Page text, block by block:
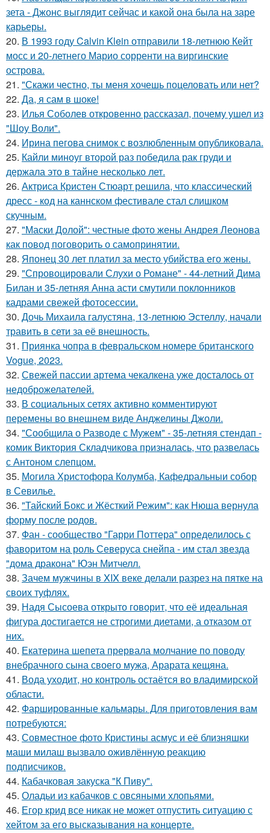
зета - Джонс выглядит сейчас и какой она была на заре
карьеры.
20. В 1993 году Calvin Klein отправили 18-летнюю Кейт
мосс и 20-летнего Марио сорренти на виргинские
острова.
21. "Скажи честно, ты меня хочешь поцеловать или нет?
22. Да, я сам в шоке!
23. Илья Соболев откровенно рассказал, почему ушел из
"Шоу Воли".
24. Ирина пегова снимок с возлюбленным опубликовала.
25. Кайли миноуг второй раз победила рак груди и
держала это в тайне несколько лет.
26. Актриса Кристен Стюарт решила, что классический
дресс - код на каннском фестивале стал слишком
скучным.
27. "Маски Долой": честные фото жены Андрея Леонова
как повод поговорить о самопринятии.
28. Японец 30 лет платил за место убийства его жены.
29. "Спровоцировали Слухи о Романе" - 44-летний Дима
Билан и 35-летняя Анна асти смутили поклонников
кадрами свежей фотосессии.
30. Дочь Михаила галустяна, 13-летнюю Эстеллу, начали
травить в сети за её внешность.
31. Приянка чопра в февральском номере британского
Vogue, 2023.
32. Свежей пассии артема чекалкена уже досталось от
недоброжелателей.
33. В социальных сетях активно комментируют
перемены во внешнем виде Анджелины Джоли.
34. "Сообщила о Разводе с Мужем" - 35-летняя стендап -
комик Виктория Складчикова призналась, что развелась
с Антоном слепцом.
35. Могила Христофора Колумба, Кафедральныи собор
в Севилье.
36. "Тайский Бокс и Жёсткий Режим": как Нюша вернула
форму после родов.
37. Фан - сообщество "Гарри Поттера" определилось с
фаворитом на роль Северуса снейпа - им стал звезда
"дома дракона" Юэн Митчелл.
38. Зачем мужчины в XIX веке делали разрез на пятке на
своих туфлях.
39. Надя Сысоева открыто говорит, что её идеальная
фигура достигается не строгими диетами, а отказом от
них.
40. Екатерина шепета прервала молчание по поводу
внебрачного сына своего мужа, Арарата кещяна.
41. Вода уходит, но контроль остаётся во владимирской
области.
42. Фаршированные кальмары. Для приготовления вам
потребуются:
43. Совместное фото Кристины асмус и её близняшки
маши милаш вызвало оживлённую реакцию
подписчиков.
44. Кабачковая закуска "К Пиву".
45. Оладьи из кабачков с овсяными хлопьями.
46. Егор крид все никак не может отпустить ситуацию с
хейтом за его высказывания на концерте.